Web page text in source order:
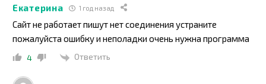
Екатерина 1 год назад
Сайт не работает пишут нет соединения устраните
пожалуйста ошибку и неполадки очень нужна программа
4 Ответить